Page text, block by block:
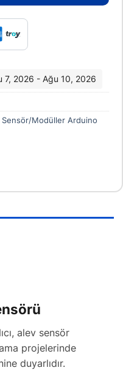
7, 2026 - Ağu 10, 2026
Sensör/Modüller Arduino
alev sensör
projelerinde
duyarlıdır.